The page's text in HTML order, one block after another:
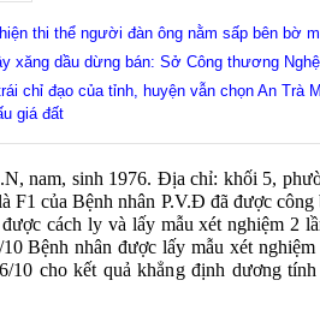
thi thể người đàn ông nằm sấp bên bờ
xăng dầu dừng bán: Sở Công thương
chỉ đạo của tỉnh, huyện vẫn chọn An Trà
giá đất
nam, sinh 1976. Địa chỉ: khối 5,
F1 của Bệnh nhân P.V.Đ đã được
cách ly và lấy mẫu xét nghiệm 2
Bệnh nhân được lấy mẫu xét
10 cho kết quả khẳng định dương